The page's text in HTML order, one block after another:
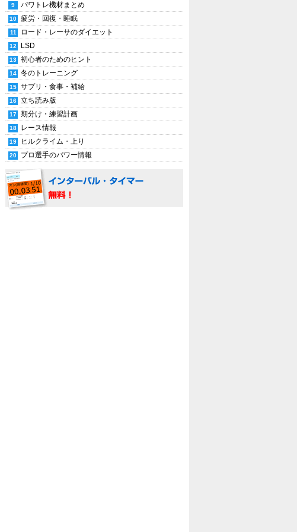
パワトレ機材まとめ
疲労・回復・睡眠
ロード・レーサのダイエット
LSD
初心者のためのヒント
冬のトレーニング
サプリ・食事・補給
立ち読み版
期分け・練習計画
レース情報
ヒルクライム・上り
プロ選手のパワー情報